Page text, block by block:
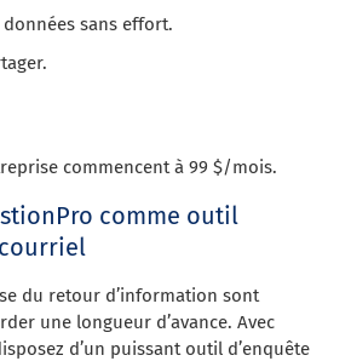
sans effort.
commencent à 99 $/mois.
comme outil
du retour d’information sont
une longueur d’avance. Avec
d’un puissant outil d’enquête